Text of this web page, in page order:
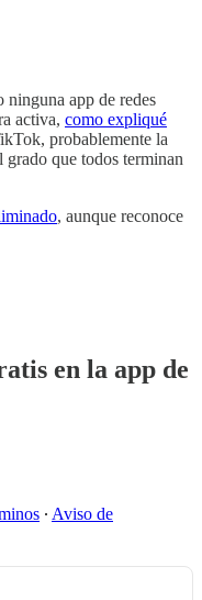
app de redes
activa, como expliqué
probablemente la
grado que todos terminan
, aunque reconoce
en la app de
∙ Aviso de